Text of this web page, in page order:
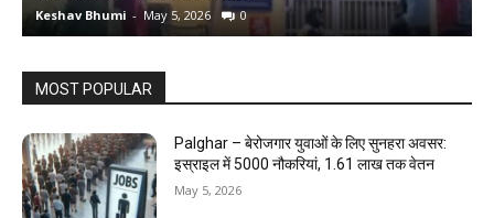
Keshav Bhumi - May 5, 2026 0
MOST POPULAR
Palghar – बेरोजगार युवाओं के लिए सुनहरा अवसर:
इस्राइल में 5000 नौकरियां, ₹1.61 लाख तक वेतन
May 5, 2026